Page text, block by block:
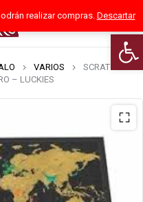
realizar compras. Descartar
0
VARIOS
SCRATCH MAP
– LUCKIES